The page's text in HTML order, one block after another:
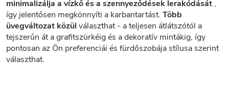
minimalizálja a vízkő és a szennyeződések lerakódását ,
így jelentősen megkönnyíti a karbantartást. Több
üvegváltozat közül választhat - a teljesen átlátszótól a
tejszerűn át a grafitszürkéig és a dekoratív mintákig, így
pontosan az Ön preferenciái és fürdőszobája stílusa szerint
választhat.